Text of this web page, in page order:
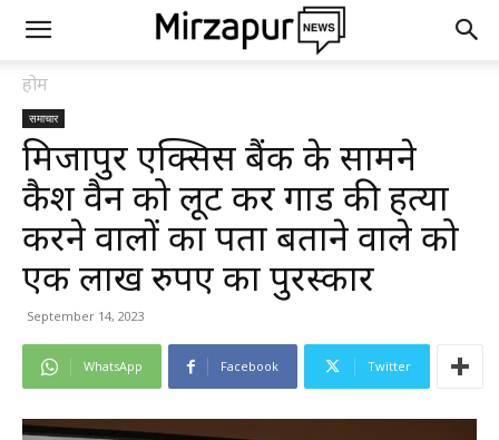
होम
समाचार
मिर्जापुर एक्सिस बैंक के सामने
कैश वैन को लूट कर गार्ड की हत्या
करने वालों का पता बताने वाले को
एक लाख रुपए का पुरस्कार
September 14, 2023
WhatsApp Facebook Twitter